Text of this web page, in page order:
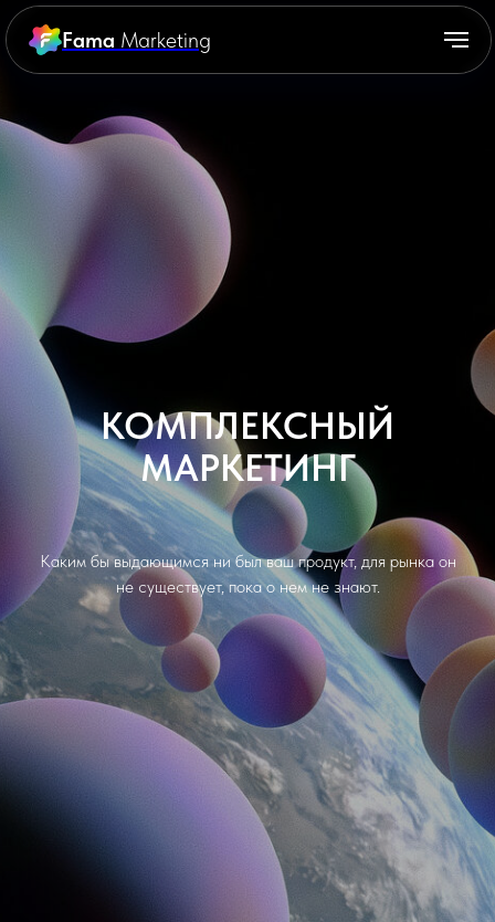
Fama Marketing
КОМПЛЕКСНЫЙ
МАРКЕТИНГ
Каким бы выдающимся ни был ваш продукт, для рынка он
не существует, пока о нем не знают.